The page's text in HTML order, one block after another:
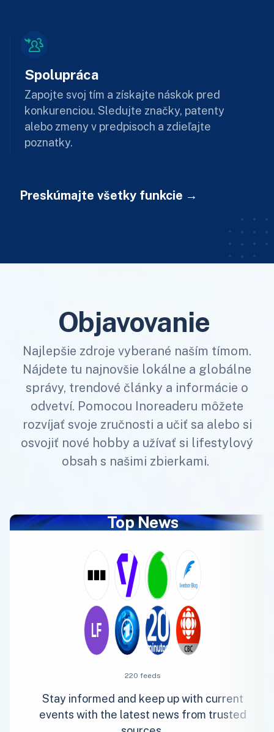
Spolupráca
Zapojte svoj tím a získajte náskok pred
konkurenciou. Sledujte značky, patenty
alebo zmeny v predpisoch a zdieľajte
poznatky.
Preskúmajte všetky funkcie
Objavovanie
Najlepšie zdroje vyberané naším tímom.
Nájdete tu najnovšie lokálne a globálne
správy, trendové články a informácie o
odvetví. Pomocou Inoreaderu môžete
rozvíjať svoje zručnosti a učiť sa alebo si
osvojiť nové hobby a užívať si lifestylový
obsah s našimi zbierkami.
Top News
220 feeds
Stay informed and keep up with current
events with the latest news from trusted